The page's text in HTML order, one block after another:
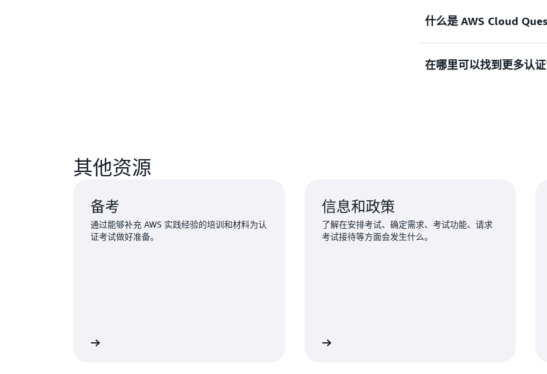
对于所有再认证选项（续
什么是 AWS Cloud
AWS Cloud Quest:
在哪里可以找到更多认
其他资源
备考
通过能够补充 AWS 实践经验的培训和材料为认
证考试做好准备。
信息和政策
了解在安排考试、确定需求、考试功能、请求
考试接待等方面会发生什么。